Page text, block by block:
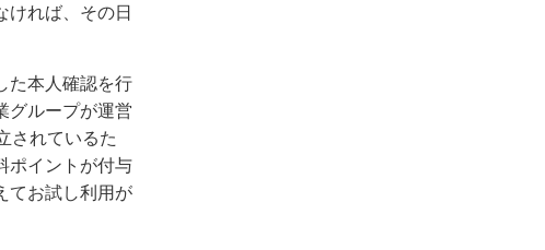
ければ、その日
た本人確認を行
グループが運営
されているた
ポイントが付与
てお試し利用が